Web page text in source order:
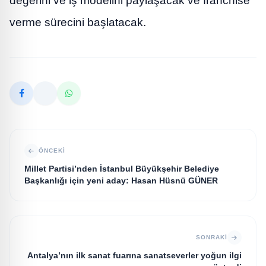
verme sürecini başlatacak.
ÖNCEKI
Millet Partisi’nden İstanbul Büyükşehir Belediye
Başkanlığı için yeni aday: Hasan Hüsnü GÜNER
SONRAKI
Antalya’nın ilk sanat fuarına sanatseverler yoğun ilgi